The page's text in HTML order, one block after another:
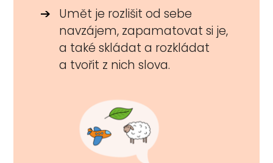
Umět je rozlišit od sebe
navzájem, zapamatovat si je,
a také skládat a rozkládat
a tvořit z nich slova.